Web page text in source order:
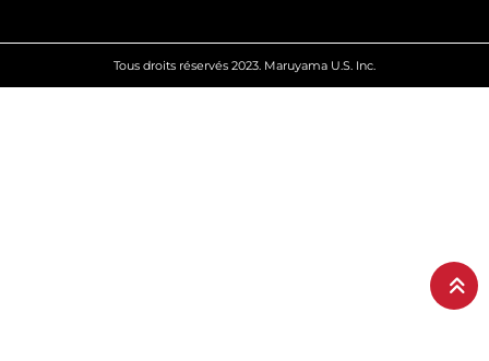
Tous droits réservés 2023. Maruyama U.S. Inc.